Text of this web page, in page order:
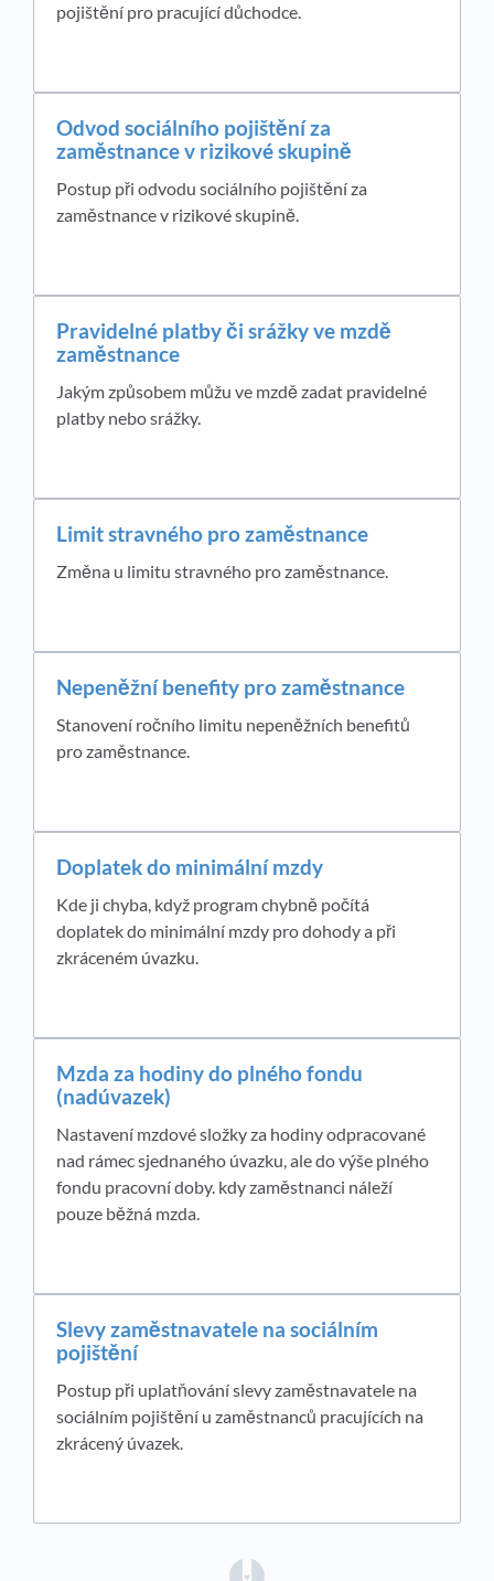
pojištění pro pracující důchodce.
Odvod sociálního pojištění za
zaměstnance v rizikové skupině
Postup při odvodu sociálního pojištění za
zaměstnance v rizikové skupině.
Pravidelné platby či srážky ve mzdě
zaměstnance
Jakým způsobem můžu ve mzdě zadat pravidelné
platby nebo srážky.
Limit stravného pro zaměstnance
Změna u limitu stravného pro zaměstnance.
Nepeněžní benefity pro zaměstnance
Stanovení ročního limitu nepeněžních benefitů
pro zaměstnance.
Doplatek do minimální mzdy
Kde ji chyba, když program chybně počítá
doplatek do minimální mzdy pro dohody a při
zkráceném úvazku.
Mzda za hodiny do plného fondu
(nadúvazek)
Nastavení mzdové složky za hodiny odpracované
nad rámec sjednaného úvazku, ale do výše plného
fondu pracovní doby. kdy zaměstnanci náleží
pouze běžná mzda.
Slevy zaměstnavatele na sociálním
pojištění
Postup při uplatňování slevy zaměstnavatele na
sociálním pojištění u zaměstnanců pracujících na
zkrácený úvazek.